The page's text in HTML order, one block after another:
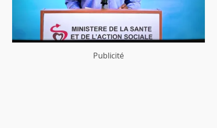
Publicité